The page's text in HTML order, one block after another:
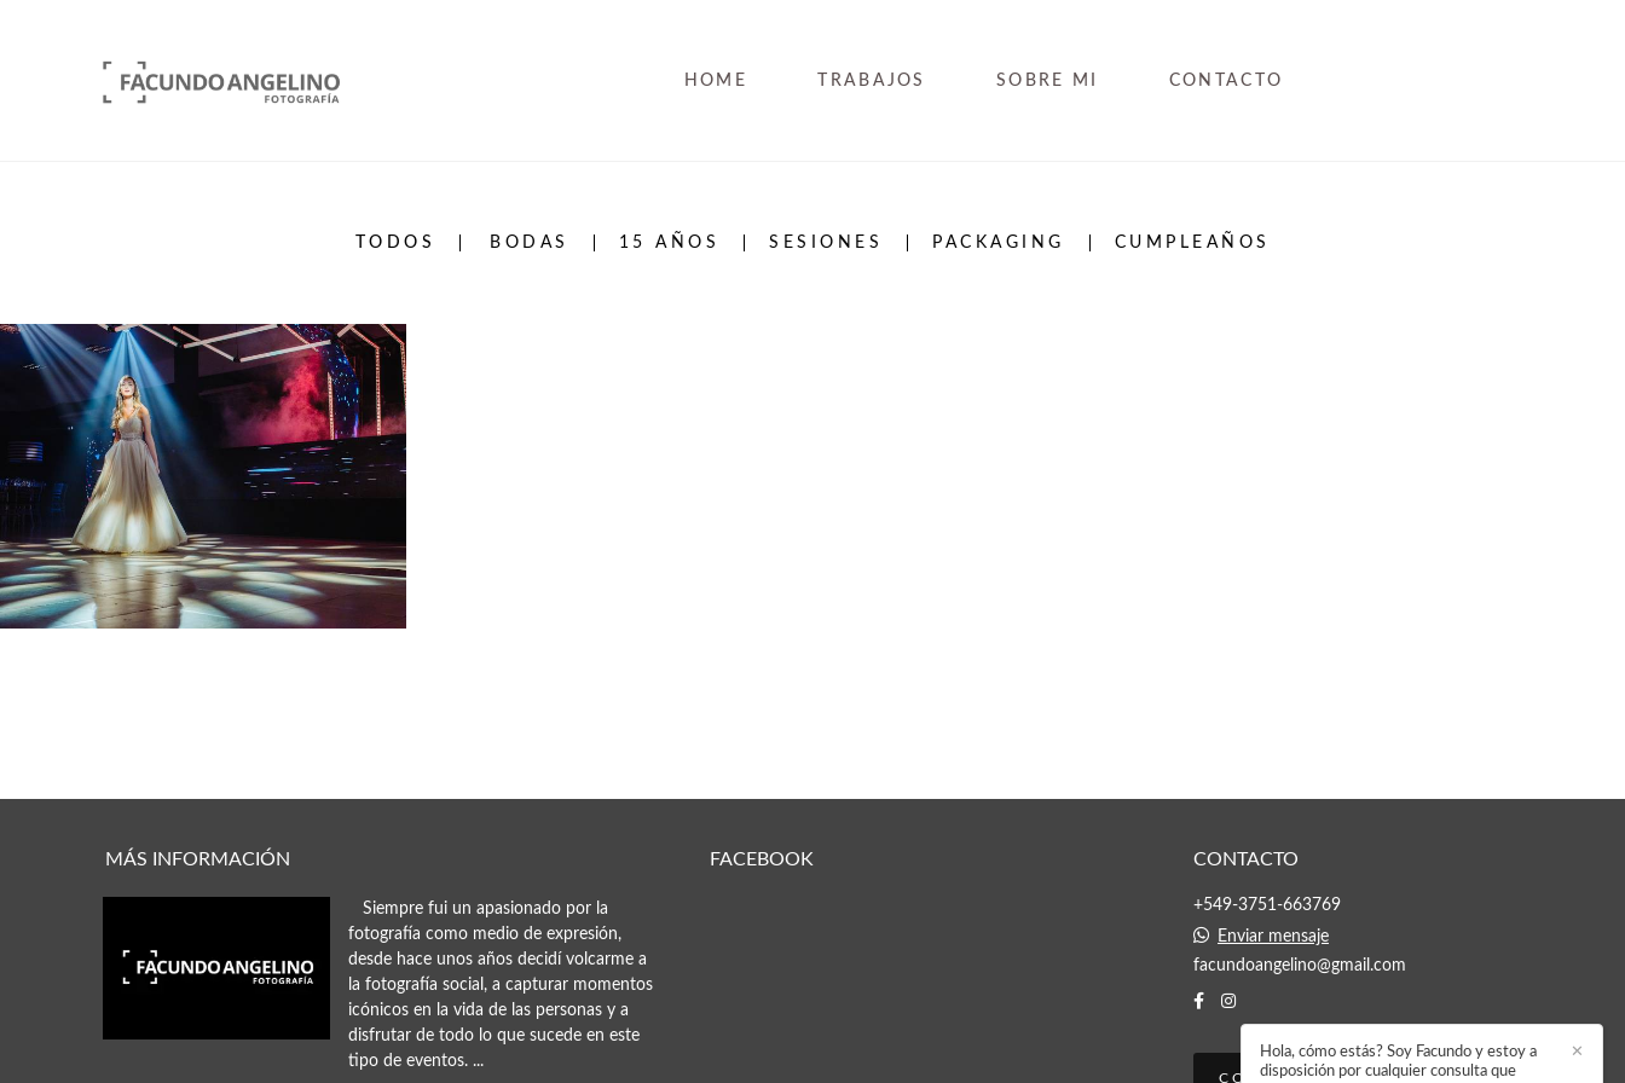
HOME TRABAJOS SOBRE MI CONTACTO
TODOS BODAS 15 AÑOS SESIONES PACKAGING CUMPLEAÑOS
979
MÁS INFORMACIÓN
Siempre fui un apasionado por la
fotografía como medio de expresión,
desde hace unos años decidí volcarme a
la fotografía social, a capturar momentos
icónicos en la vida de las personas y a
disfrutar de todo lo que sucede en este
tipo de eventos. ...
FACEBOOK CONTACTO
+549-3751-663769
Enviar mensaje
facundoangelino@gmail.com
CONTACTO
✕
Hola, cómo estás? Soy Facundo y estoy a
disposición por cualquier consulta que